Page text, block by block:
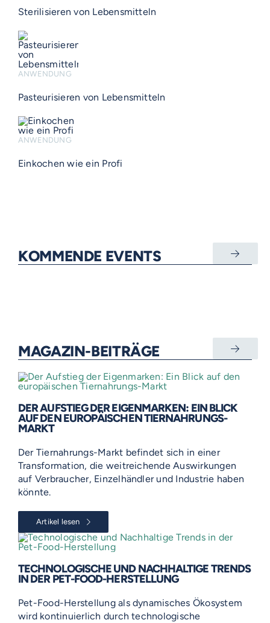
Sterilisieren von Lebensmitteln
ANWENDUNG
Pasteurisieren von Lebensmitteln
ANWENDUNG
Einkochen wie ein Profi
KOMMENDE EVENTS
MAGAZIN-BEITRÄGE
DER AUFSTIEG DER EIGENMARKEN: EIN BLICK
AUF DEN EUROPÄISCHEN TIERNAHRUNGS-
MARKT
Der Tiernahrungs-Markt befindet sich in einer
Transformation, die weitreichende Auswirkungen
auf Verbraucher, Einzelhändler und Industrie haben
könnte.
Artikel lesen
TECHNOLOGISCHE UND NACHHALTIGE TRENDS
IN DER PET-FOOD-HERSTELLUNG
Pet-Food-Herstellung als dynamisches Ökosystem
wird kontinuierlich durch technologische